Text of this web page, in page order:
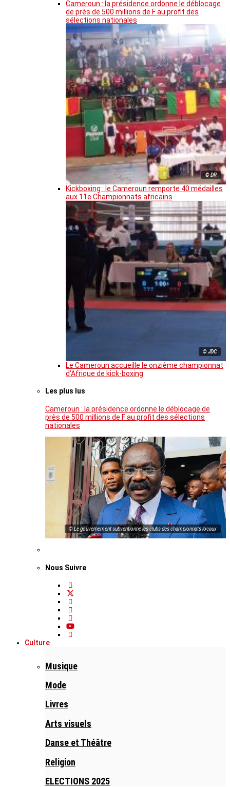
Cameroun : la présidence ordonne le déblocage
de près de 500 millions de F au profit des
sélections nationales
© DR
Kickboxing : le Cameroun remporte 40 médailles
aux 11e Championnats africains
© JDC
Le Cameroun accueille le onzième championnat
d’Afrique de kick-boxing
Les plus lus
Cameroun : la présidence ordonne le déblocage de
près de 500 millions de F au profit des sélections
nationales
© Le gouvernement subventionne les clubs des championnats locaux
Nous Suivre
Culture
Musique
Mode
Livres
Arts visuels
Danse et Théâtre
Religion
ELECTIONS 2025